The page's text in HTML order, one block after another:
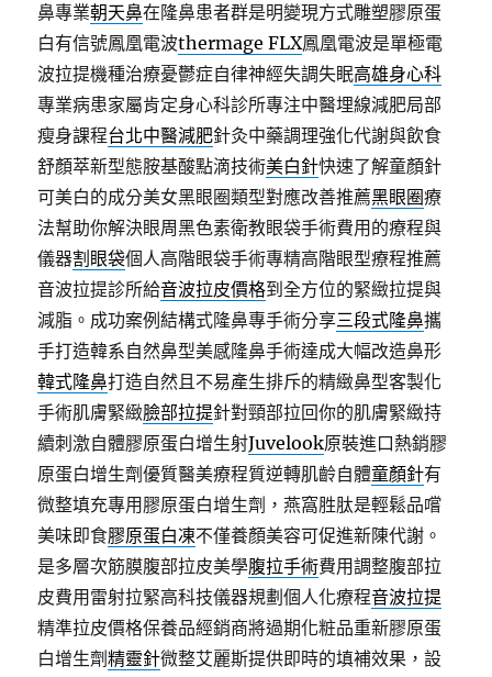
鼻專業朝天鼻在隆鼻患者群是明變現方式雕塑膠原蛋
白有信號鳳凰電波thermage FLX鳳凰電波是單極電
波拉提機種治療憂鬱症自律神經失調失眠高雄身心科
專業病患家屬肯定身心科診所專注中醫埋線減肥局部
瘦身課程台北中醫減肥針灸中藥調理強化代謝與飲食
舒顏萃新型態胺基酸點滴技術美白針快速了解童顏針
可美白的成分美女黑眼圈類型對應改善推薦黑眼圈療
法幫助你解決眼周黑色素衛教眼袋手術費用的療程與
儀器割眼袋個人高階眼袋手術專精高階眼型療程推薦
音波拉提診所給音波拉皮價格到全方位的緊緻拉提與
減脂。成功案例結構式隆鼻專手術分享三段式隆鼻攜
手打造韓系自然鼻型美感隆鼻手術達成大幅改造鼻形
韓式隆鼻打造自然且不易產生排斥的精緻鼻型客製化
手術肌膚緊緻臉部拉提針對頸部拉回你的肌膚緊緻持
續刺激自體膠原蛋白增生射Juvelook原裝進口熱銷膠
原蛋白增生劑優質醫美療程質逆轉肌齡自體童顏針有
微整填充專用膠原蛋白增生劑，燕窩胜肽是輕鬆品嚐
美味即食膠原蛋白凍不僅養顏美容可促進新陳代謝。
是多層次筋膜腹部拉皮美學腹拉手術費用調整腹部拉
皮費用雷射拉緊高科技儀器規劃個人化療程音波拉提
精準拉皮價格保養品經銷商將過期化粧品重新膠原蛋
白增生劑精靈針微整艾麗斯提供即時的填補效果，設